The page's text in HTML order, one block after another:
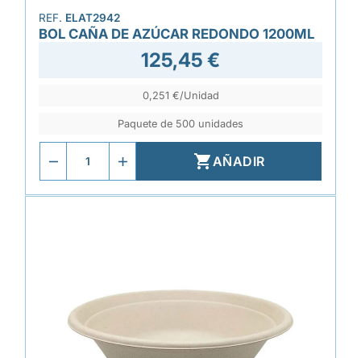
REF. ELAT2942
BOL CAÑA DE AZÚCAR REDONDO 1200ML
125,45 €
0,251 €/Unidad
Paquete de 500 unidades
AÑADIR